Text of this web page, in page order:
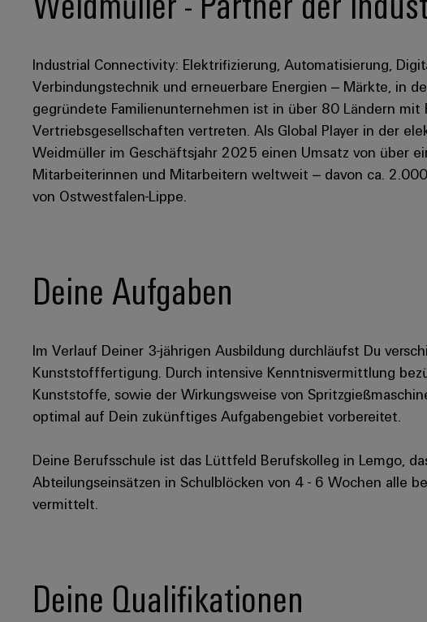
Industrial Connectivity: Elektrifizierung, Automatisierung,
Verbindungstechnik und erneuerbare Energien – Märkte, in
gegründete Familienunternehmen ist in über 80 Ländern mit
Vertriebsgesellschaften vertreten. Als Global Player in der
Weidmüller im Geschäftsjahr 2025 einen Umsatz von über
Mitarbeiterinnen und Mitarbeitern weltweit – davon ca.
von Ostwestfalen-Lippe.
Deine Aufgaben
Im Verlauf Deiner 3-jährigen Ausbildung durchläufst Du
Kunststofffertigung. Durch intensive Kenntnisvermittlung
Kunststoffe, sowie der Wirkungsweise von
optimal auf Dein zukünftiges Aufgabengebiet vorbereitet.
Deine Berufsschule ist das Lüttfeld Berufskolleg in Lemgo,
Abteilungseinsätzen in Schulblöcken von 4 - 6 Wochen alle
vermittelt.
Deine Qualifikationen